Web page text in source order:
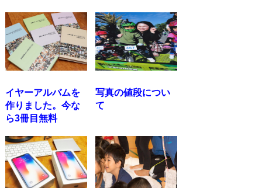
イヤーアルバムを
作りました。今な
ら3冊目無料
写真の値段につい
て